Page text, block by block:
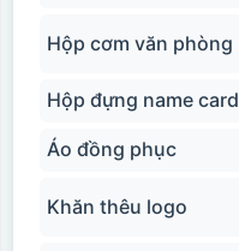
Hộp cơm văn phòng
Hộp đựng name card
Áo đồng phục
Khăn thêu logo